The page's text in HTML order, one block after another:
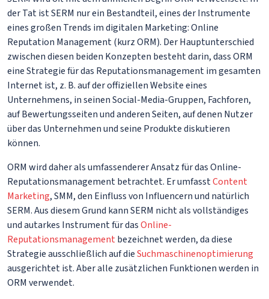
der Tat ist SERM nur ein Bestandteil, eines der Instrumente
eines großen Trends im digitalen Marketing: Online
Reputation Management (kurz ORM). Der Hauptunterschied
zwischen diesen beiden Konzepten besteht darin, dass ORM
eine Strategie für das Reputationsmanagement im gesamten
Internet ist, z. B. auf der offiziellen Website eines
Unternehmens, in seinen Social-Media-Gruppen, Fachforen,
auf Bewertungsseiten und anderen Seiten, auf denen Nutzer
über das Unternehmen und seine Produkte diskutieren
können.
ORM wird daher als umfassenderer Ansatz für das Online-
Reputationsmanagement betrachtet. Er umfasstContent
Marketing, SMM, den Einfluss von Influencern und natürlich
SERM. Aus diesem Grund kann SERM nicht als vollständiges
und autarkes Instrument für dasOnline-
Reputationsmanagement bezeichnet werden, da diese
Strategie ausschließlich auf dieSuchmaschinenoptimierung
ausgerichtet ist. Aber alle zusätzlichen Funktionen werden in
ORM verwendet.